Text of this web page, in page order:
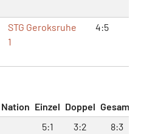
STG Geroksruhe
1
4:5
Nation Einzel Doppel Gesamt
5:1 3:2
8:3